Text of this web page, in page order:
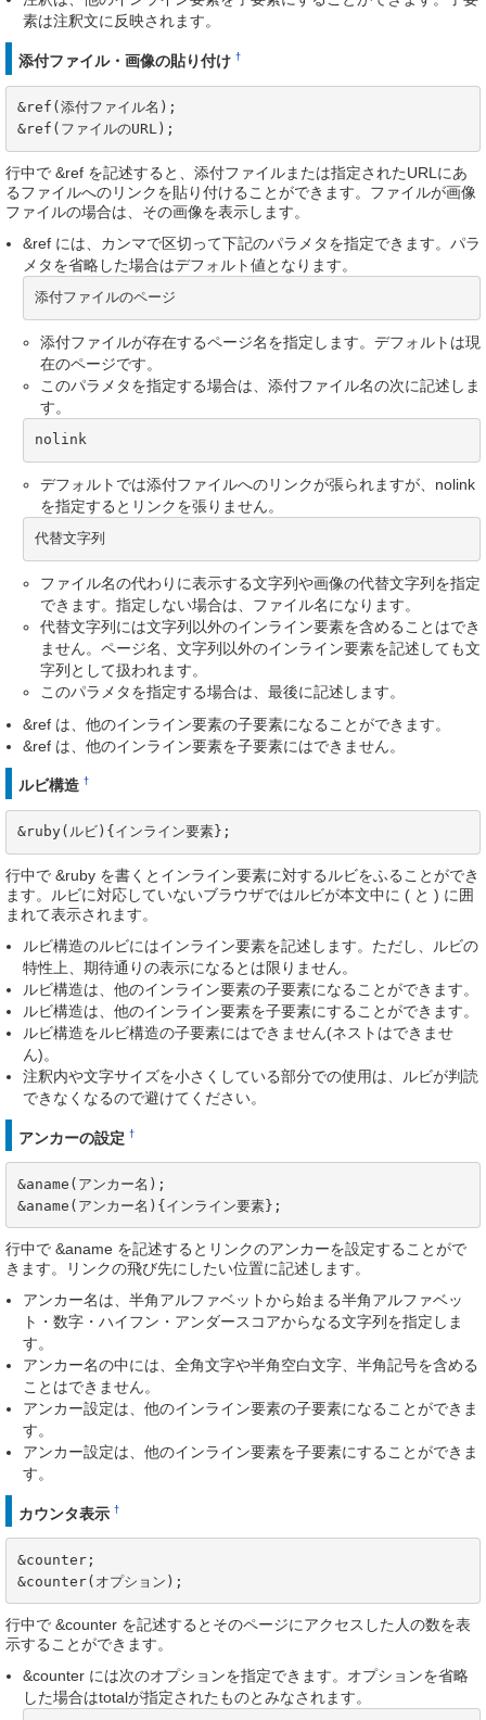
素は注釈文に反映されます。
添付ファイル・画像の貼り付け †
&ref(添付ファイル名);
&ref(ファイルのURL);
行中で &ref を記述すると、添付ファイルまたは指定されたURLにあ
るファイルへのリンクを貼り付けることができます。ファイルが画像
ファイルの場合は、その画像を表示します。
&ref には、カンマで区切って下記のパラメタを指定できます。パラ
メタを省略した場合はデフォルト値となります。
添付ファイルのページ
添付ファイルが存在するページ名を指定します。デフォルトは現
在のページです。
このパラメタを指定する場合は、添付ファイル名の次に記述しま
す。
nolink
デフォルトでは添付ファイルへのリンクが張られますが、nolink
を指定するとリンクを張りません。
代替文字列
ファイル名の代わりに表示する文字列や画像の代替文字列を指定
できます。指定しない場合は、ファイル名になります。
代替文字列には文字列以外のインライン要素を含めることはでき
ません。ページ名、文字列以外のインライン要素を記述しても文
字列として扱われます。
このパラメタを指定する場合は、最後に記述します。
&ref は、他のインライン要素の子要素になることができます。
&ref は、他のインライン要素を子要素にはできません。
ルビ構造 †
&ruby(ルビ){インライン要素};
行中で &ruby を書くとインライン要素に対するルビをふることができ
ます。ルビに対応していないブラウザではルビが本文中に ( と ) に囲
まれて表示されます。
ルビ構造のルビにはインライン要素を記述します。ただし、ルビの
特性上、期待通りの表示になるとは限りません。
ルビ構造は、他のインライン要素の子要素になることができます。
ルビ構造は、他のインライン要素を子要素にすることができます。
ルビ構造をルビ構造の子要素にはできません(ネストはできませ
ん)。
注釈内や文字サイズを小さくしている部分での使用は、ルビが判読
できなくなるので避けてください。
アンカーの設定 †
&aname(アンカー名);
&aname(アンカー名){インライン要素};
行中で &aname を記述するとリンクのアンカーを設定することがで
きます。リンクの飛び先にしたい位置に記述します。
アンカー名は、半角アルファベットから始まる半角アルファベッ
ト・数字・ハイフン・アンダースコアからなる文字列を指定しま
す。
アンカー名の中には、全角文字や半角空白文字、半角記号を含める
ことはできません。
アンカー設定は、他のインライン要素の子要素になることができま
す。
アンカー設定は、他のインライン要素を子要素にすることができま
す。
カウンタ表示 †
&counter;
&counter(オプション);
行中で &counter を記述するとそのページにアクセスした人の数を表
示することができます。
&counter には次のオプションを指定できます。オプションを省略
した場合はtotalが指定されたものとみなされます。